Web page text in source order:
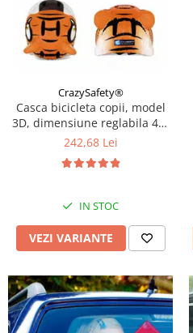
CrazySafety®
Casca bicicleta copii, model
3D, dimensiune reglabila 49-
55 cm, 2-7 ani, Diverse
242,68 Lei
IN STOC
VEZI VARIANTE